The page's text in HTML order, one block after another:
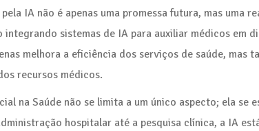
IA não é apenas uma promessa futura, mas uma
sistemas de IA para auxiliar médicos em
melhora a eficiência dos serviços de saúde, mas
recursos médicos.
na Saúde não se limita a um único aspecto; ela se
hospitalar até a pesquisa clínica, a IA